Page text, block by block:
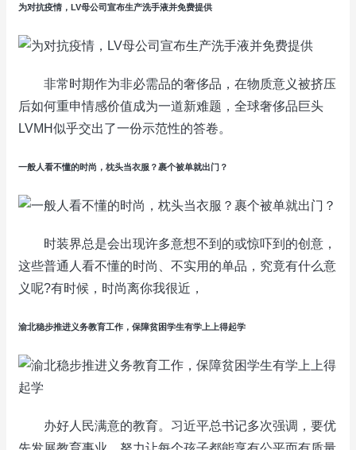
为对抗疫情，LV母公司宣布生产洗手液并免费提供
非常时期作为非必需品的奢侈品，在物质意义被挤压
后如何重申情感价值成为一道新难题，全球奢侈品巨头
LVMH似乎交出了一份示范性的答卷。
一般人看不懂的时尚，枕头当衣服？裹个被单就出门？
时装界总是会出现许多意想不到的或惊吓到的创意，
这些普通人看不懂的时尚、不实用的单品，究竟有什么意
义呢?有时候，时尚离你我很近，
渝北稳步推进义务教育工作，保障贫困学生有学上上得起学
办好人民满意的教育。习近平总书记多次强调，要优